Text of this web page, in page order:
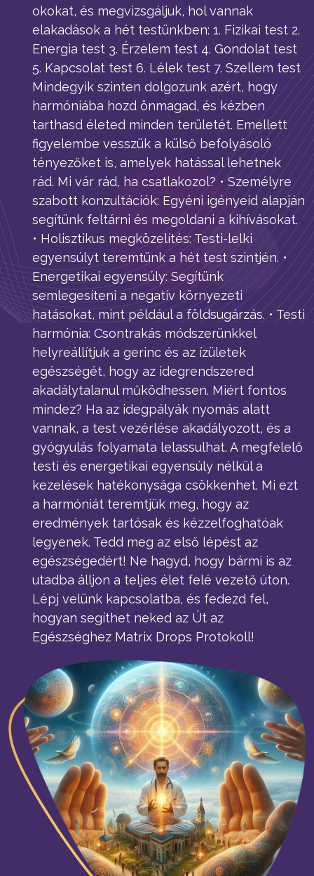
okokat, és megvizsgáljuk, hol vannak
elakadások a hét testünkben: 1. Fizikai test 2.
Energia test 3. Érzelem test 4. Gondolat test
5. Kapcsolat test 6. Lélek test 7. Szellem test
Mindegyik szinten dolgozunk azért, hogy
harmóniába hozd önmagad, és kézben
tarthasd életed minden területét. Emellett
figyelembe vesszük a külső befolyásoló
tényezőket is, amelyek hatással lehetnek
rád. Mi vár rád, ha csatlakozol? • Személyre
szabott konzultációk: Egyéni igényeid alapján
segítünk feltárni és megoldani a kihívásokat.
• Holisztikus megközelítés: Testi-lelki
egyensúlyt teremtünk a hét test szintjén. •
Energetikai egyensúly: Segítünk
semlegesíteni a negatív környezeti
hatásokat, mint például a földsugárzás. • Testi
harmónia: Csontrakás módszerünkkel
helyreállítjuk a gerinc és az ízületek
egészségét, hogy az idegrendszered
akadálytalanul működhessen. Miért fontos
mindez? Ha az idegpályák nyomás alatt
vannak, a test vezérlése akadályozott, és a
gyógyulás folyamata lelassulhat. A megfelelő
testi és energetikai egyensúly nélkül a
kezelések hatékonysága csökkenhet. Mi ezt
a harmóniát teremtjük meg, hogy az
eredmények tartósak és kézzelfoghatóak
legyenek. Tedd meg az első lépést az
egészségedért! Ne hagyd, hogy bármi is az
utadba álljon a teljes élet felé vezető úton.
Lépj velünk kapcsolatba, és fedezd fel,
hogyan segíthet neked az Út az
Egészséghez Matrix Drops Protokoll!